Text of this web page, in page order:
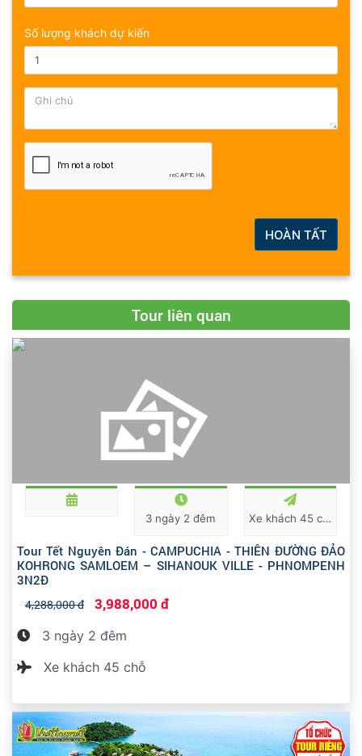
Số lượng khách dự kiến
HOÀN TẤT
Tour liên quan
3 ngày 2 đêm Xe khách 45 chỗ
Tour Tết Nguyên Đán - CAMPUCHIA - THIÊN ĐƯỜNG ĐẢO
KOHRONG SAMLOEM – SIHANOUK VILLE - PHNOMPENH
3N2Đ
4,288,000 đ 3,988,000 đ
3 ngày 2 đêm
Xe khách 45 chỗ